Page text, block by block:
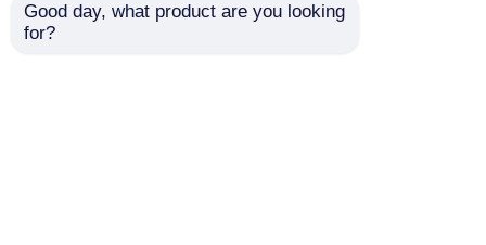
Good day, what product are you looking
for?